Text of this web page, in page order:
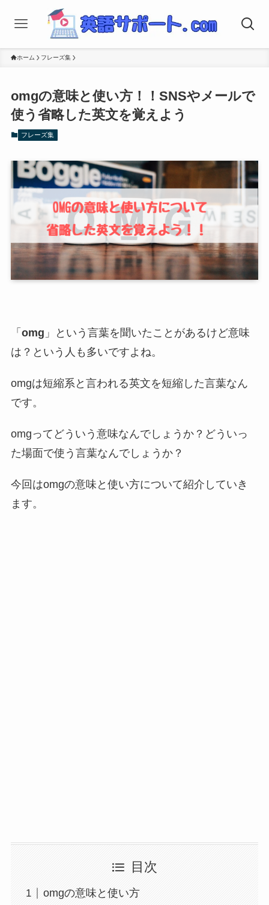
ホーム フレーズ集
omgの意味と使い方！！SNSやメールで
使う省略した英文を覚えよう
フレーズ集
「 omg 」という言葉を聞いたことがあるけど意味
は？という人も多いですよね。
omgは短縮系と言われる英文を短縮した言葉なん
です。
omgってどういう意味なんでしょうか？どういっ
た場面で使う言葉なんでしょうか？
今回はomgの意味と使い方について紹介していき
ます。
目次
omgの意味と使い方